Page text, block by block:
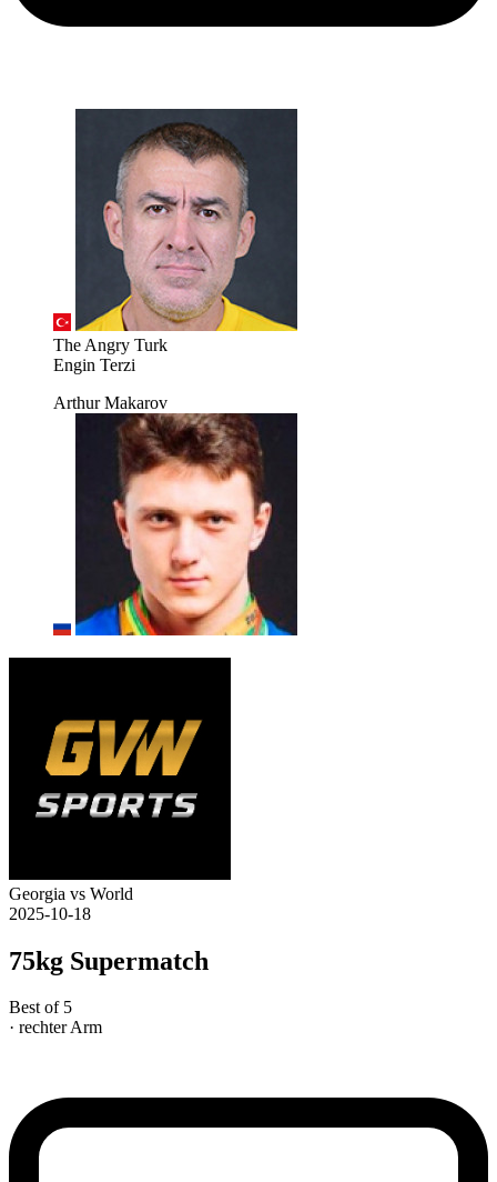
The Angry Turk
Engin Terzi
Arthur Makarov
Georgia vs World
2025-10-18
75kg Supermatch
Best of 5
· rechter Arm